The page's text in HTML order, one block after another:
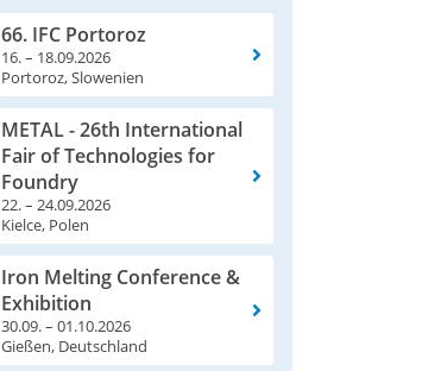
66. IFC Portoroz
16. – 18.09.2026
Portoroz, Slowenien
METAL - 26th International
Fair of Technologies for
Foundry
22. – 24.09.2026
Kielce, Polen
Iron Melting Conference &
Exhibition
30.09. – 01.10.2026
Gießen, Deutschland